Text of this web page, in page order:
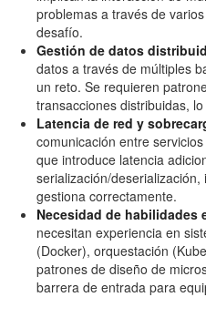
problemas a través de
desafío.
Gestión de datos
datos a través de múltiples
un reto. Se requieren
transacciones distribuidas,
Latencia de red y
comunicación entre
que introduce latencia
serialización/
gestiona correctamente.
Necesidad de habilidades
necesitan experiencia en
(Docker), orquestación
patrones de diseño de
barrera de entrada para